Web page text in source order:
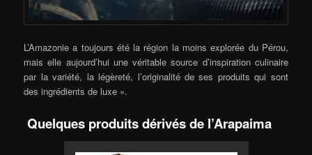
L’Amazonie a toujours été la région la moins explorée du Pérou,
mais elle aujourd’hui une véritable source d’inspiration culinaire
par la variété, la légèreté, l’originalité de ses produits qui sont
des ingrédients de luxe ».
Quelques produits dérivés de l’Arapaima